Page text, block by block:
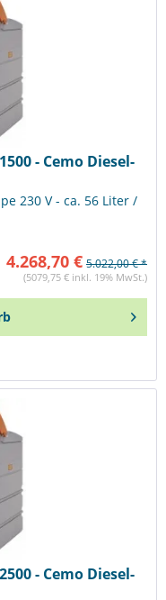
- Cemo Diesel-
230 V - ca. 56 Liter /
4.268,70 € 5.022,00 € *
(5079,75 € inkl. 19% MwSt.)
- Cemo Diesel-